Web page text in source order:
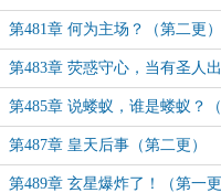
第481章 何为主场？（第二更）
第483章 荧惑守心，当有圣人出
（第一更）
第485章 说蝼蚁，谁是蝼蚁？
三更）
第487章 皇天后事（第二更）
第489章 玄星爆炸了！（第一更